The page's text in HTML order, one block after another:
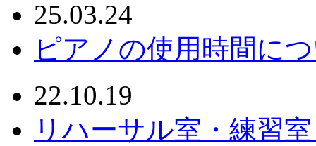
25.03.24
ピアノの使用時間に
22.10.19
リハーサル室・練習